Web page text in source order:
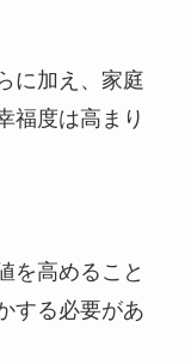
に加え、家庭
福度は高まり
を高めること
する必要があ